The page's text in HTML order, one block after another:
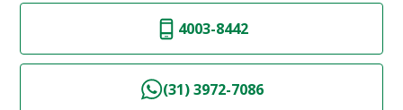
4003-8442
(31) 3972-7086